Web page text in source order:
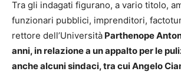
Tra gli indagati figurano, a vario titolo,
funzionari pubblici, imprenditori,
rettore dell’Università Parthenope
anni, in relazione a un appalto per le
anche alcuni sindaci, tra cui Angelo